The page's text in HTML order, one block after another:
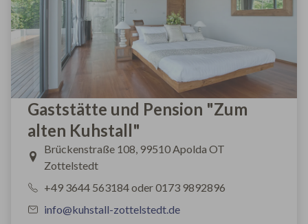
Gaststätte und Pension "Zum
alten Kuhstall"
Brückenstraße 108, 99510 Apolda OT
Zottelstedt
+49 3644 563184 oder 0173 9892896
info@kuhstall-zottelstedt.de